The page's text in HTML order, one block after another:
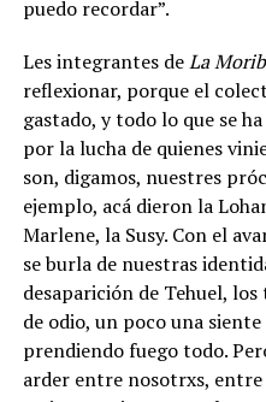
puedo recordar”.
Les integrantes deLa
reflexionar, porque el
gastado, y todo lo que se
por la lucha de quienes
son, digamos, nuestres
ejemplo, acá dieron la
Marlene, la Susy. Con el
se burla de nuestras
desaparición de Tehuel,
de odio, un poco una
prendiendo fuego todo.
arder entre nosotrxs, entre